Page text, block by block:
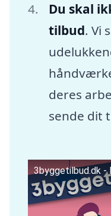
Du skal
tilbud. Vi
deres
sende dit
3byggetilbud.dk -